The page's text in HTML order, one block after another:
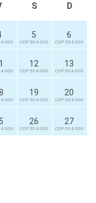
S D
5
COP 504.000
6
COP 504.000
12
COP 504.000
13
COP 504.000
19
COP 504.000
20
COP 504.000
26
COP 504.000
27
COP 504.000